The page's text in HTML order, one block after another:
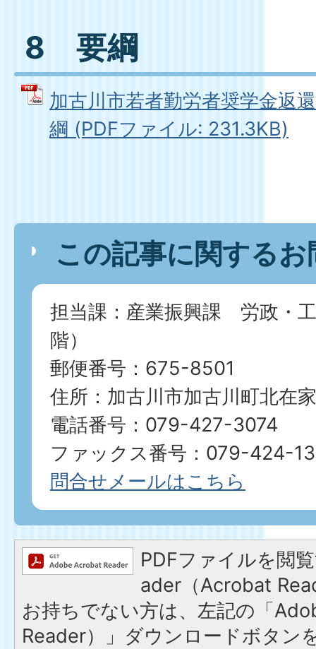
8 要綱
加古川市若者勤労者奨学金返
綱 (PDFファイル: 231.3KB)
この記事に関する
担当課：産業振興課 労政・
階）
郵便番号：675-8501
住所：加古川市加古川町北在
電話番号：079-427-3074
ファックス番号：079-424-
問合せメールはこちら
PDFファイルを閲
ader（Acrobat
お持ちでない方は、左記の「
Reader）」ダウンロードボタン